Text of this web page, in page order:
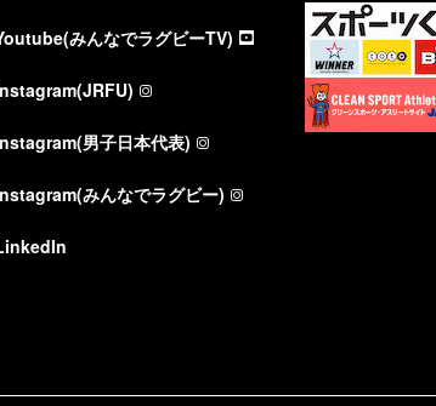
みんなでラグビーTV)
男子日本代表)
みんなでラグビー)